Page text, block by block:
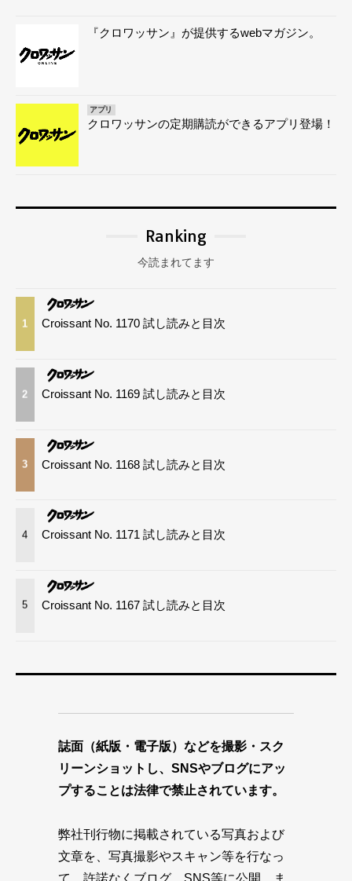
『クロワッサン』が提供するwebマガジン。
アプリ
クロワッサンの定期購読ができるアプリ登場！
Ranking
今読まれてます
1 Croissant No. 1170 試し読みと目次
2 Croissant No. 1169 試し読みと目次
3 Croissant No. 1168 試し読みと目次
4 Croissant No. 1171 試し読みと目次
5 Croissant No. 1167 試し読みと目次
誌面（紙版・電子版）などを撮影・スク
リーンショットし、SNSやブログにアッ
プすることは法律で禁止されています。
弊社刊行物に掲載されている写真および
文章を、写真撮影やスキャン等を行なっ
て、許諾なくブログ、SNS等に公開、ま